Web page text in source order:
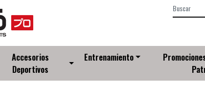
Accesorios
Deportivos
Entrenamiento